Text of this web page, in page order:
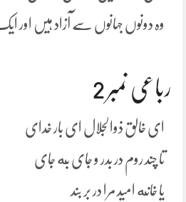
وہ دونوں جہانوں سے آزاد ہیں اور
رباعی نمبر 2
ای خالق ذوالجلال ای بار خدای
تا چند روم در بدر و جای به جای
یا خانه امید مرا در بر بند